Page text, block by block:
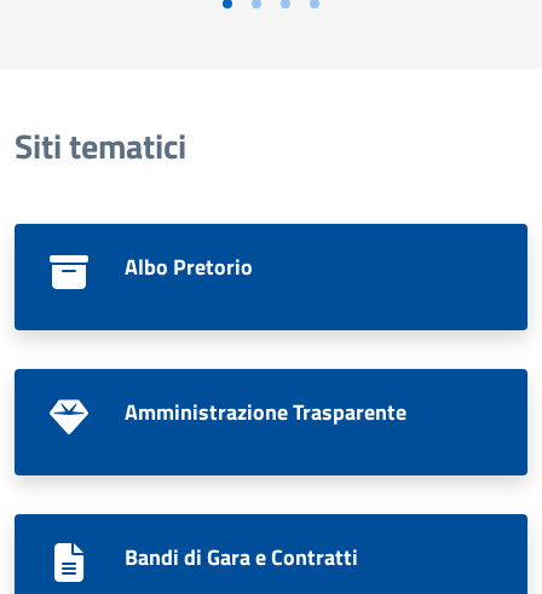
Siti tematici
Albo Pretorio
Amministrazione Trasparente
Bandi di Gara e Contratti